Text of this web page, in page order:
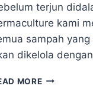
terjun
kami
sampah
dikelola
MOREKEMANA